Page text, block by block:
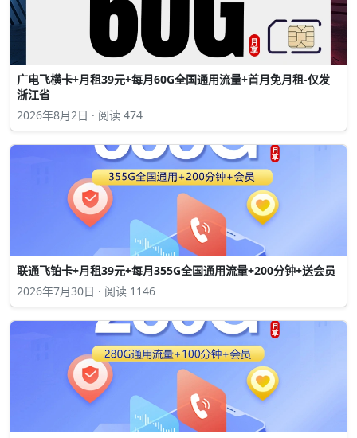
广电飞横卡+月租39元+每月60G全国通用流量+首月免月租-仅发
浙江省
2026年8月2日 · 阅读 474
联通飞铂卡+月租39元+每月355G全国通用流量+200分钟+送会员
2026年7月30日 · 阅读 1146